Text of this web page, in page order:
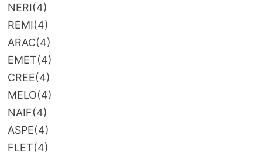
NERI(4)
REMI(4)
ARAC(4)
EMET(4)
CREE(4)
MELO(4)
NAIF(4)
ASPE(4)
FLET(4)